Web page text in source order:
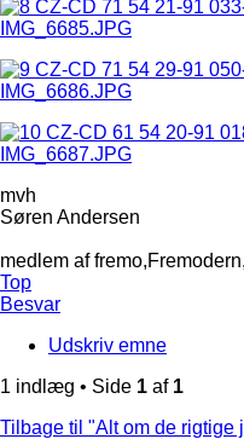
mvh
Søren Andersen
medlem af
Top
Besvar
Udskriv emne
1 indlæg • Side 1 af 1
Tilbage til "Alt om de rigtige